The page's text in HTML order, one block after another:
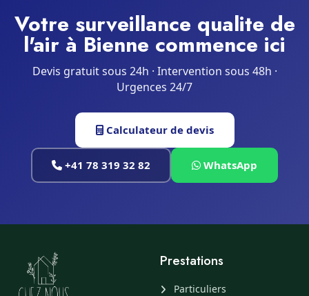
Votre surveillance qualite de
l'air à Bienne commence ici
Devis gratuit sous 24h · Intervention sous 48h ·
Urgences 24/7
Calculateur de devis
+41 78 319 32 82 WhatsApp
Prestations
Particuliers